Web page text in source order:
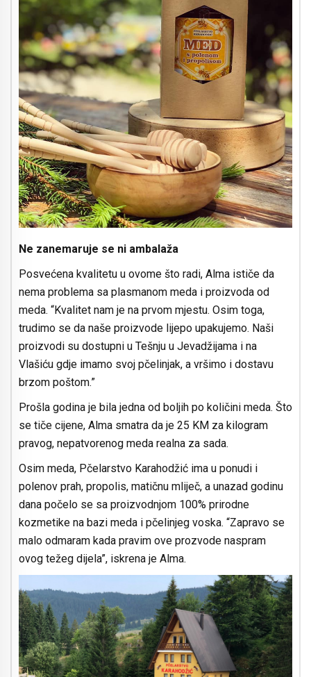
Ne zanemaruje se ni ambalaža
Posvećena kvalitetu u ovome što radi, Alma ističe da
nema problema sa plasmanom meda i proizvoda od
meda. “Kvalitet nam je na prvom mjestu. Osim toga,
trudimo se da naše proizvode lijepo upakujemo. Naši
proizvodi su dostupni u Tešnju u Jevadžijama i na
Vlašiću gdje imamo svoj pčelinjak, a vršimo i dostavu
brzom poštom.”
Prošla godina je bila jedna od boljih po količini meda. Što
se tiče cijene, Alma smatra da je 25 KM za kilogram
pravog, nepatvorenog meda realna za sada.
Osim meda, Pčelarstvo Karahodžić ima u ponudi i
polenov prah, propolis, matičnu mliječ, a unazad godinu
dana počelo se sa proizvodnjom 100% prirodne
kozmetike na bazi meda i pčelinjeg voska. “Zapravo se
malo odmaram kada pravim ove prozvode naspram
ovog težeg dijela”, iskrena je Alma.